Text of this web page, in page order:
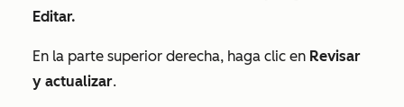
Editar.
En la parte superior derecha, haga clic en Revisar
y actualizar.